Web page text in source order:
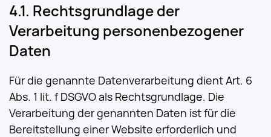
Rechtsgrundlage der
Verarbeitung personenbezogener
Daten
Für die genannte Datenverarbeitung dient Art. 6
Abs. 1 lit. f DSGVO als Rechtsgrundlage. Die
Verarbeitung der genannten Daten ist für die
Bereitstellung einer Website erforderlich und